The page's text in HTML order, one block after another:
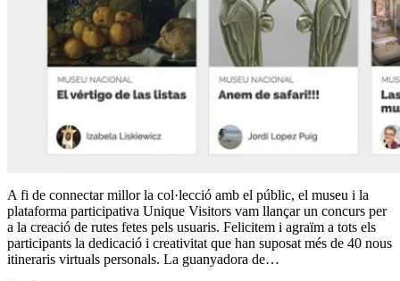
A fi de connectar millor la col·lecció amb el públic, el museu i la
plataforma participativa Unique Visitors vam llançar un concurs per
a la creació de rutes fetes pels usuaris. Felicitem i agraïm a tots els
participants la dedicació i creativitat que han suposat més de 40 nous
itineraris virtuals personals. La guanyadora de…